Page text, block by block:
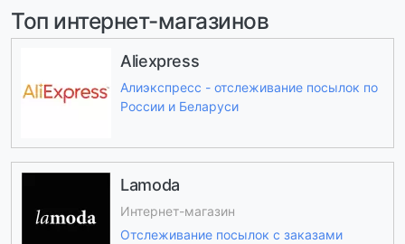
Топ интернет-магазинов
Aliexpress
Алиэкспресс - отслеживание посылок по
России и Беларуси
Lamoda
Интернет-магазин
Отслеживание посылок с заказами